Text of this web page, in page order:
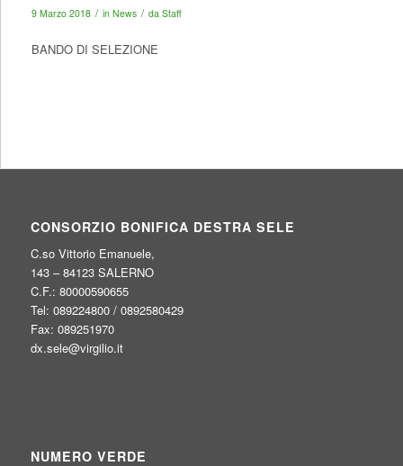
9 Marzo 2018 / in News / da Staff
BANDO DI SELEZIONE
CONSORZIO BONIFICA DESTRA SELE
C.so Vittorio Emanuele,
143 – 84123 SALERNO
C.F.: 80000590655
Tel: 089224800 / 0892580429
Fax: 089251970
dx.sele@virgilio.it
NUMERO VERDE